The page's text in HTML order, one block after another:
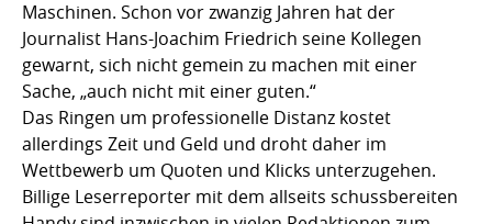
Maschinen. Schon vor zwanzig Jahren hat der
Journalist Hans-Joachim Friedrich seine Kollegen
gewarnt, sich nicht gemein zu machen mit einer
Sache, „auch nicht mit einer guten.“
Das Ringen um professionelle Distanz kostet
allerdings Zeit und Geld und droht daher im
Wettbewerb um Quoten und Klicks unterzugehen.
Billige Leserreporter mit dem allseits schussbereiten